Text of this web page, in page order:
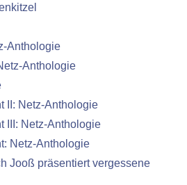
Anthologie
Anthologie
II: Netz-Anthologie
III: Netz-Anthologie
Netz-Anthologie
Jooß präsentiert vergessene